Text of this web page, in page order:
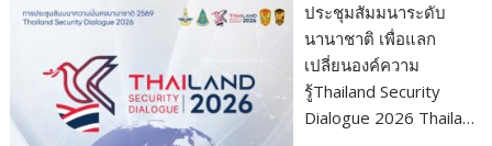
ประชุมสัมมนาระดับ
นานาชาติ เพื่อแลก
เปลี่ยนองค์ความ
รู้Thailand Security
Dialogue 2026 Thaila…